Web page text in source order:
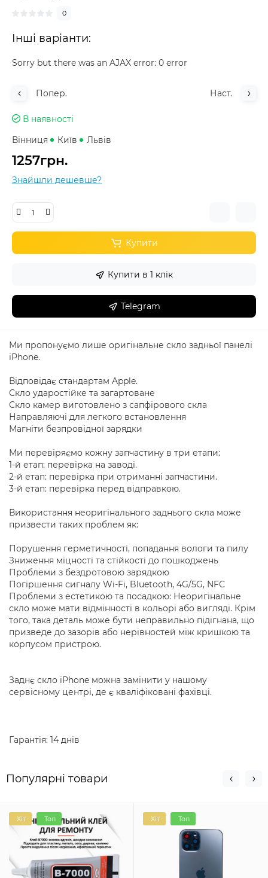
0
Інші варіанти:
Sorry but there was an AJAX error: 0 error
Попер. Наст.
В наявності
Вінниця
Київ Львів
1257грн.
Знайшли дешевше?
Купити
Купити в 1 клік
Telegram
Ми пропонуємо лише оригінальне скло задньої панелі
iPhone.
Відповідає стандартам Apple.
Скло ударостійке та загартоване
Скло камер виготовлено з сапфірового скла
Направляючі для легкого встановлення
Магніти безпровідної зарядки
Ми перевіряємо кожну запчастину в три етапи:
1-й етап: перевірка на заводі.
2-й етап: перевірка при отриманні запчастини.
3-й етап: перевірка перед відправкою.
Використання неоригінального заднього скла може
призвести таких проблем як:
Порушення герметичності, попадання вологи та пилу
Зниження міцності та стійкості до пошкоджень
Проблеми з бездротовою зарядкою
Погіршення сигналу Wi-Fi, Bluetooth, 4G/5G, NFC
Проблеми з естетикою та посадкою: Неоригінальне
скло може мати відмінності в кольорі або вигляді. Крім
того, така деталь може бути неправильно підігнана, що
призведе до зазорів або нерівностей між кришкою та
корпусом пристрою.
Заднє скло iPhone можна замінити у нашому
сервісному центрі, де є кваліфіковані фахівці.
Гарантія: 14 днів
Популярні товари
Хіт Топ Хіт Топ